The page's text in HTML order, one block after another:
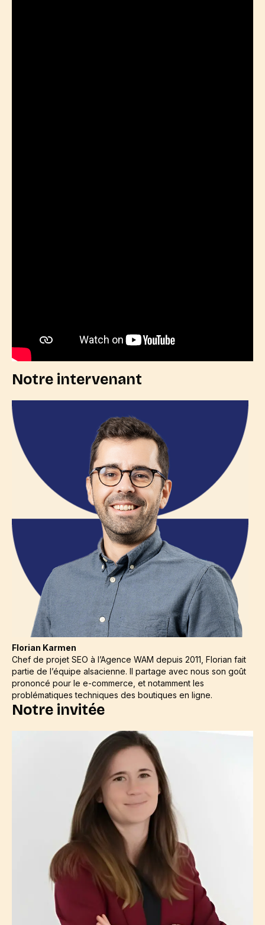
Notre intervenant
Florian Karmen
Chef de projet SEO à l’Agence WAM depuis 2011, Florian fait
partie de l’équipe alsacienne. Il partage avec nous son goût
prononcé pour le e-commerce, et notamment les
problématiques techniques des boutiques en ligne.
Notre invitée